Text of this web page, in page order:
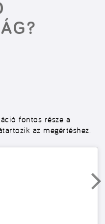
fontos része a
az megértéshez.